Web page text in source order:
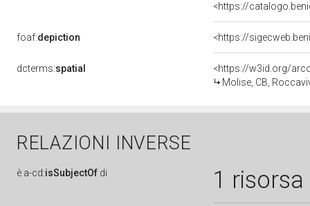
<https://
foaf:depiction <https://
dcterms:spatial
<https://w3id.org/
Molise, CB,
RELAZIONI INVERSE
è a-cd:isSubjectOf di 1 risorsa